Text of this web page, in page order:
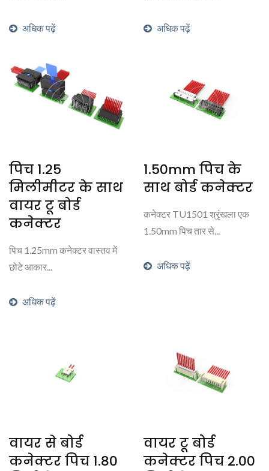
अधिक पढ़ें अधिक पढ़ें
पिच 1.25
मिलीमीटर के साथ
वायर टू बोर्ड
कनेक्टर
पिच 1.25mm कनेक्टर वास्तव में
छोटे आकार...
अधिक पढ़ें
1.50mm पिच के
साथ बोर्ड कनेक्टर
कनेक्टर TU1501 श्रृंखला एक
1.50mm पिच तार से...
अधिक पढ़ें
वायर से बोर्ड
कनेक्टर पिच 1.80
वायर टू बोर्ड
कनेक्टर पिच 2.00